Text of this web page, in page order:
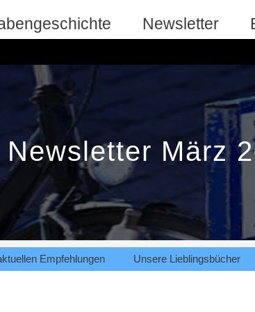
Newsletter
Newsletter März
Empfehlungen Unsere Lieblingsbücher